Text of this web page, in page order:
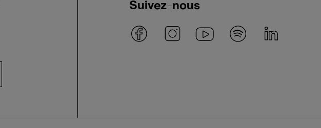
Suivez-nous